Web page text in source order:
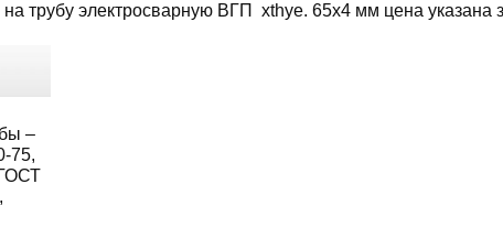
на трубу электросварную ВГП xthye. 65x4 мм цена указана
–
75,